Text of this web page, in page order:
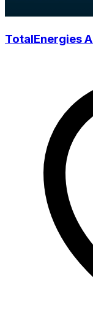
TotalEnergies